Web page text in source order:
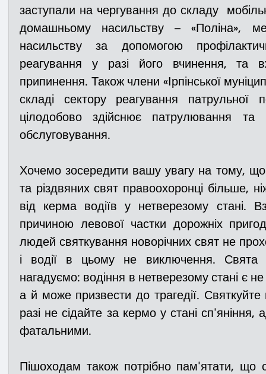
заступали на чергування до складу
домашньому насильству – «Поліна»,
насильству за допомогою
реагування у разі його вчинення, та
припинення. Також члени «Ірпінської
складі сектору реагування патрульної
цілодобово здійснює патрулювання та
обслуговування.
Хочемо зосередити вашу увагу на тому,
та різдвяних свят правоохоронці більше,
від керма водіїв у нетверезому стані.
причиною левової частки дорожніх
людей святкування новорічних свят не
і водії в цьому не виключення.
нагадуємо: водіння в нетверезому стані є
а й може призвести до трагедії.
разі не сідайте за кермо у стані
фатальними.
Пішоходам також потрібно пам'ятати,